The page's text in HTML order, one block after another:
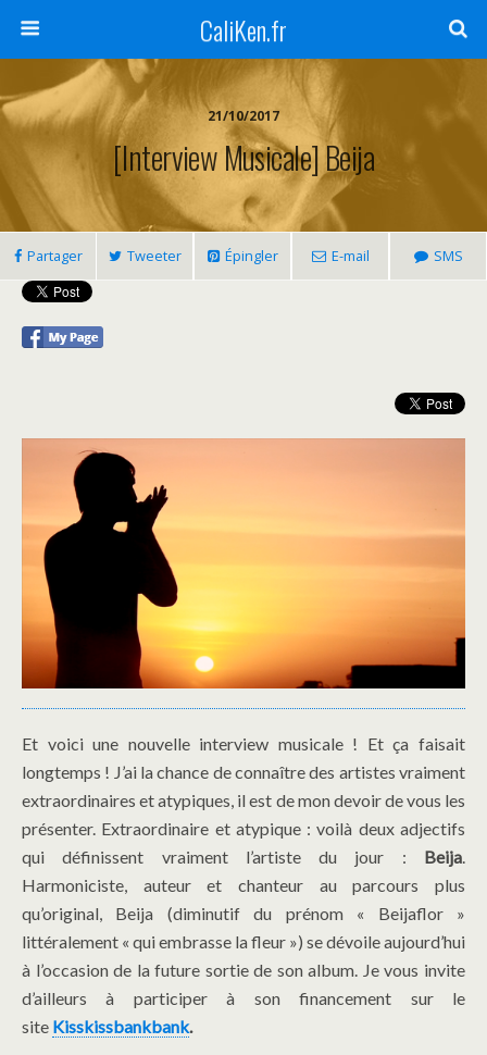
CaliKen.fr
21/10/2017
[Interview Musicale] Beija
Partager Tweeter Épingler E-mail SMS
Et voici une nouvelle interview musicale ! Et ça faisait
longtemps ! J’ai la chance de connaître des artistes vraiment
extraordinaires et atypiques, il est de mon devoir de vous les
présenter. Extraordinaire et atypique : voilà deux adjectifs
qui définissent vraiment l’artiste du jour : Beija
Harmoniciste, auteur et chanteur au parcours plus
qu’original, Beija (diminutif du prénom « Beijaflor »
littéralement « qui embrasse la fleur ») se dévoile aujourd’hui
à l’occasion de la future sortie de son album. Je vous invite
d’ailleurs à participer à son financement sur le
site Kisskissbankbank.